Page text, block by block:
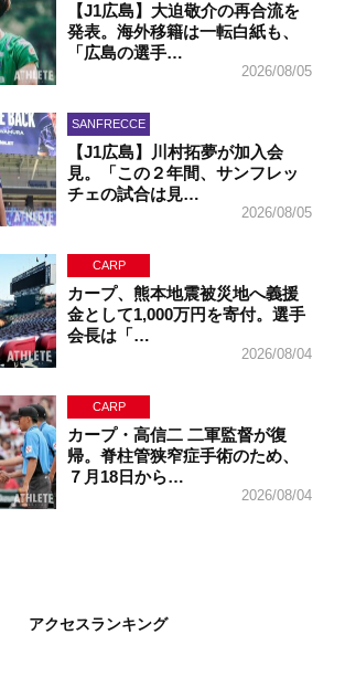
【J1広島】大迫敬介の再合流を
発表。海外移籍は一転白紙も、
「広島の選手…
2026/08/05
SANFRECCE
【J1広島】川村拓夢が加入会
見。「この２年間、サンフレッ
チェの試合は見…
2026/08/05
CARP
カープ、熊本地震被災地へ義援
金として1,000万円を寄付。選手
会長は「…
2026/08/04
CARP
カープ・高信二 二軍監督が復
帰。脊柱管狭窄症手術のため、
７月18日から…
2026/08/04
アクセスランキング